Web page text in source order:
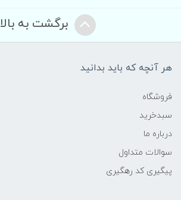
برگشت به بالا
هر آنچه که باید بدانید
فروشگاه
سبدخرید
درباره ما
سوالات متداول
پیگیری کد رهگیری